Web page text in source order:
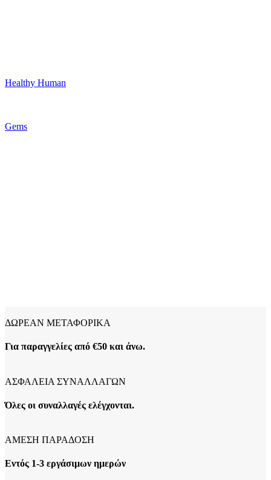
Healthy Human
Gems
ΔΩΡΕΑΝ ΜΕΤΑΦΟΡΙΚΑ
Για παραγγελίες από €50 και άνω.
ΑΣΦΑΛΕΙΑ ΣΥΝΑΛΛΑΓΩΝ
Όλες οι συναλλαγές ελέγχονται.
ΑΜΕΣΗ ΠΑΡΑΔΟΣΗ
Εντός 1-3 εργάσιμων ημερών